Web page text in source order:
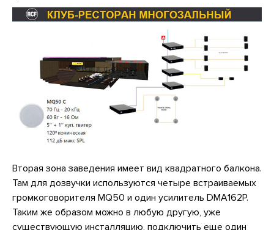
Вторая зона заведения имеет вид квадратного балкона.
Там для дозвучки используются четыре встраиваемых
громкоговорителя MQ50 и один усилитель DMA162P.
Таким же образом можно в любую другую, уже
существующую инсталляцию, подключить еще один